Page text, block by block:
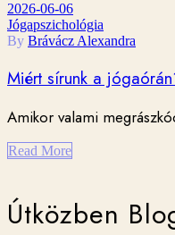
2026-06-06
Jógapszichológia
By Brávácz Alexandra
Miért sírunk a
Amikor valami
Read More
Útközben